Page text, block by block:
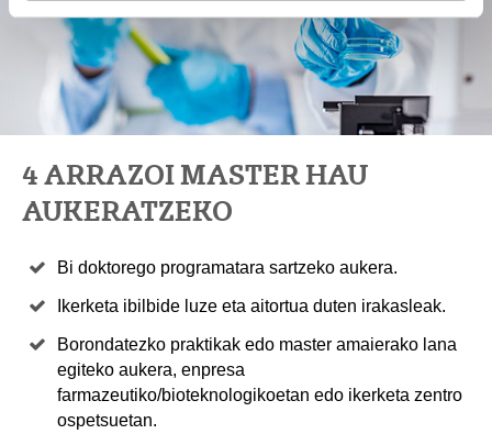
4 ARRAZOI MASTER HAU
AUKERATZEKO
Bi doktorego programatara sartzeko aukera.
Ikerketa ibilbide luze eta aitortua duten irakasleak.
Borondatezko praktikak edo master amaierako lana
egiteko aukera, enpresa
farmazeutiko/bioteknologikoetan edo ikerketa zentro
ospetsuetan.